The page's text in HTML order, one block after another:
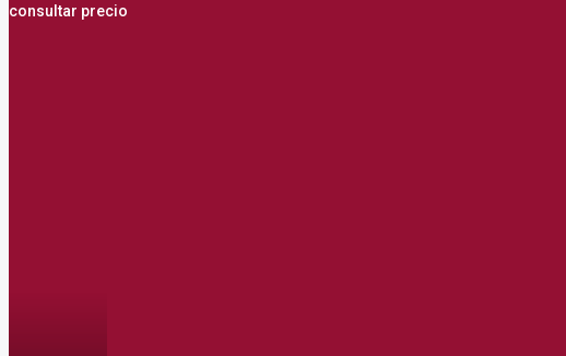
consultar precio